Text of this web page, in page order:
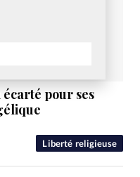
Liberté religieuse
pour ses